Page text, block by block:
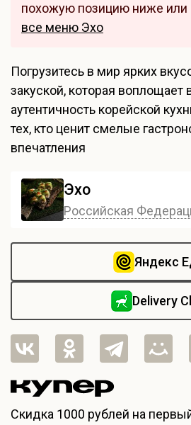
похожую позицию ниже или
все меню Эхо
Погрузитесь в мир ярких
закуской, которая воплощает
аутентичность корейской
тех, кто ценит смелые
впечатления
Эхо
Российская
Яндекс
Delivery
Скидка 1000 рублей на